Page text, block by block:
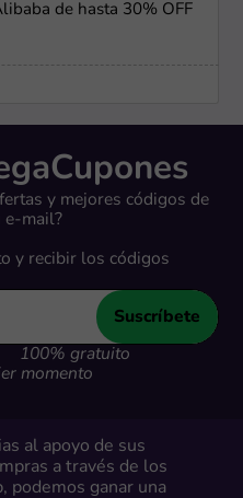
de hasta 30% OFF
y mejores códigos de
e-mail?
y recibir los códigos
Suscríbete
100% gratuito
momento
al apoyo de sus
a través de los
podemos ganar una